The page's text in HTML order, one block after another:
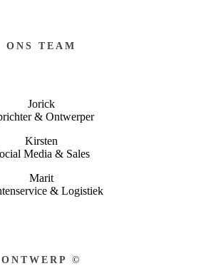
ONS TEAM
Jorick
& Ontwerper
Kirsten
Media & Sales
Marit
& Logistiek
ONTWERP ©